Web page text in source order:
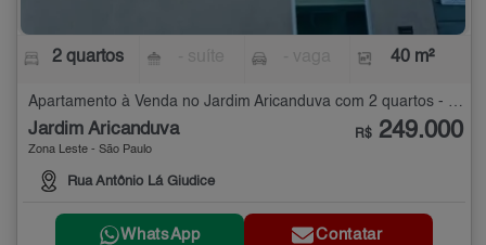
2 quartos 40 m²
Jardim Aricanduva
Zona Leste - São Paulo
Rua Antônio Lá Giudice
R$ 249.000
WhatsApp Contatar